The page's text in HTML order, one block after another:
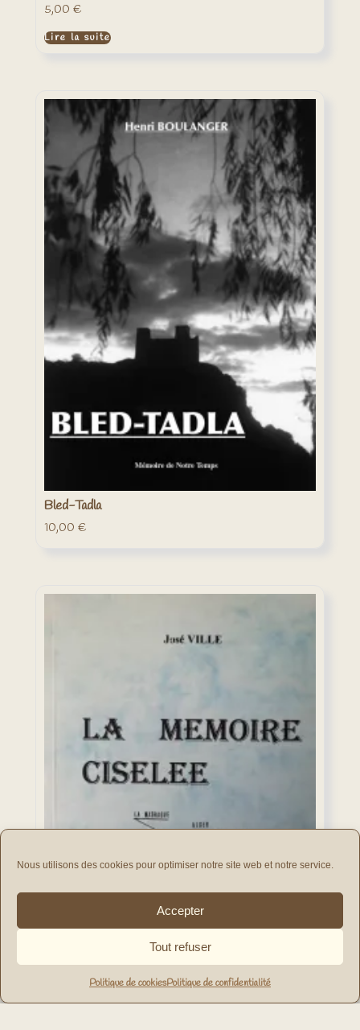
Nous utilisons des cookies pour optimiser notre site web et notre service.
Accepter
Tout refuser
Politique de cookiesPolitique de confidentialité
5,00 €
Lire la suite
Bled-Tadla
10,00 €